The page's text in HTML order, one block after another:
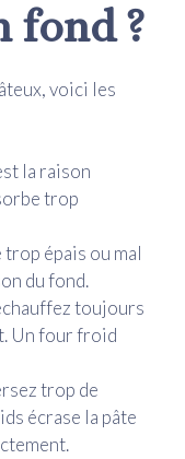
fond ?
voici les
la raison
trop
trop épais ou mal
du fond.
toujours
Un four froid
trop de
écrase la pâte